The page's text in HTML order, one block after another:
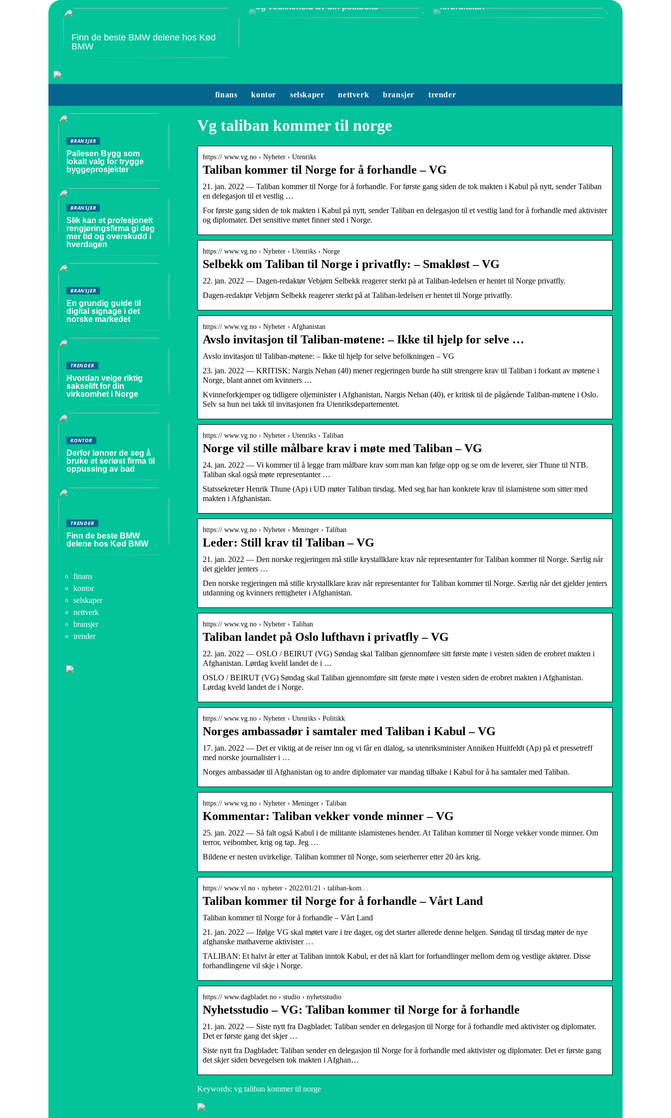
Finn de beste BMW delene hos Kød
BMW
og vedlikehold av din postboks
forbrukslån
finans kontor selskaper nettverk bransjer trender
Vg taliban kommer til norge
https:// www.vg.no › Nyheter › Utenriks
Taliban kommer til Norge for å forhandle – VG
21. jan. 2022 — Taliban kommer til Norge for å forhandle. For første gang siden de tok makten i Kabul på nytt, sender Taliban
en delegasjon til et vestlig …
For første gang siden de tok makten i Kabul på nytt, sender Taliban en delegasjon til et vestlig land for å forhandle med aktivister
og diplomater. Det sensitive møtet finner sted i Norge.
https:// www.vg.no › Nyheter › Utenriks › Norge
Selbekk om Taliban til Norge i privatfly: – Smakløst – VG
22. jan. 2022 — Dagen-redaktør Vebjørn Selbekk reagerer sterkt på at Taliban-ledelsen er hentet til Norge privatfly.
Dagen-redaktør Vebjørn Selbekk reagerer sterkt på at Taliban-ledelsen er hentet til Norge privatfly.
https:// www.vg.no › Nyheter › Afghanistan
Avslo invitasjon til Taliban-møtene: – Ikke til hjelp for selve …
Avslo invitasjon til Taliban-møtene: – Ikke til hjelp for selve befolkningen – VG
23. jan. 2022 — KRITISK: Nargis Nehan (40) mener regjeringen burde ha stilt strengere krav til Taliban i forkant av møtene i
Norge, blant annet om kvinners …
Kvinneforkjemper og tidligere oljeminister i Afghanistan, Nargis Nehan (40), er kritisk til de pågående Taliban-møtene i Oslo.
Selv sa hun nei takk til invitasjonen fra Utenriksdepartementet.
https:// www.vg.no › Nyheter › Utenriks › Taliban
Norge vil stille målbare krav i møte med Taliban – VG
24. jan. 2022 — Vi kommer til å legge fram målbare krav som man kan følge opp og se om de leverer, sier Thune til NTB.
Taliban skal også møte representanter …
Statssekretær Henrik Thune (Ap) i UD møter Taliban tirsdag. Med seg har han konkrete krav til islamistene som sitter med
makten i Afghanistan.
https:// www.vg.no › Nyheter › Meninger › Taliban
Leder: Still krav til Taliban – VG
21. jan. 2022 — Den norske regjeringen må stille krystallklare krav når representanter for Taliban kommer til Norge. Særlig når
det gjelder jenters …
Den norske regjeringen må stille krystallklare krav når representanter for Taliban kommer til Norge. Særlig når det gjelder jenters
utdanning og kvinners rettigheter i Afghanistan.
https:// www.vg.no › Nyheter › Taliban
Taliban landet på Oslo lufthavn i privatfly – VG
22. jan. 2022 — OSLO / BEIRUT (VG) Søndag skal Taliban gjennomføre sitt første møte i vesten siden de erobret makten i
Afghanistan. Lørdag kveld landet de i …
OSLO / BEIRUT (VG) Søndag skal Taliban gjennomføre sitt første møte i vesten siden de erobret makten i Afghanistan.
Lørdag kveld landet de i Norge.
https:// www.vg.no › Nyheter › Utenriks › Politikk
Norges ambassadør i samtaler med Taliban i Kabul – VG
17. jan. 2022 — Det er viktig at de reiser inn og vi får en dialog, sa utenriksminister Anniken Huitfeldt (Ap) på et pressetreff
med norske journalister i …
Norges ambassadør til Afghanistan og to andre diplomater var mandag tilbake i Kabul for å ha samtaler med Taliban.
https:// www.vg.no › Nyheter › Meninger › Taliban
Kommentar: Taliban vekker vonde minner – VG
25. jan. 2022 — Så falt også Kabul i de militante islamistenes hender. At Taliban kommer til Norge vekker vonde minner. Om
terror, veibomber, krig og tap. Jeg …
Bildene er nesten uvirkelige. Taliban kommer til Norge, som seierherrer etter 20 års krig.
https:// www.vl.no › nyheter › 2022/01/21 › taliban-kom…
Taliban kommer til Norge for å forhandle – Vårt Land
Taliban kommer til Norge for å forhandle – Vårt Land
21. jan. 2022 — Ifølge VG skal møtet vare i tre dager, og det starter allerede denne helgen. Søndag til tirsdag møter de nye
afghanske mathaverne aktivister …
TALIBAN: Et halvt år etter at Taliban inntok Kabul, er det nå klart for forhandlinger mellom dem og vestlige aktører. Disse
forhandlingene vil skje i Norge.
https:// www.dagbladet.no › studio › nyhetsstudio
Nyhetsstudio – VG: Taliban kommer til Norge for å forhandle
21. jan. 2022 — Siste nytt fra Dagbladet: Taliban sender en delegasjon til Norge for å forhandle med aktivister og diplomater.
Det er første gang det skjer …
Siste nytt fra Dagbladet: Taliban sender en delegasjon til Norge for å forhandle med aktivister og diplomater. Det er første gang
det skjer siden bevegelsen tok makten i Afghan…
Keywords: vg taliban kommer til norge
BRANSJER
Pallesen Bygg som
lokalt valg for trygge
byggeprosjekter
BRANSJER
Slik kan et profesjonelt
rengjøringsfirma gi deg
mer tid og overskudd i
hverdagen
BRANSJER
En grundig guide til
digital signage i det
norske markedet
TRENDER
Hvordan velge riktig
sakselift for din
virksomhet i Norge
KONTOR
Derfor lønner de seg å
bruke et seriøst firma til
oppussing av bad
TRENDER
Finn de beste BMW
delene hos Kød BMW
finans
kontor
selskaper
nettverk
bransjer
trender